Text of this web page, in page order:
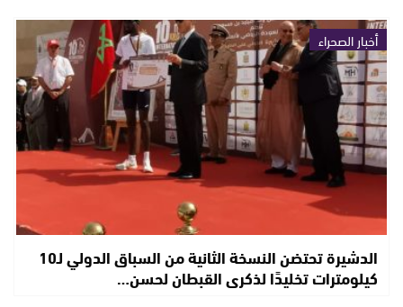
أخبار الصحراء
الدشيرة تحتضن النسخة الثانية من السباق الدولي لـ10
كيلومترات تخليدًا لذكرى القبطان لحسن…